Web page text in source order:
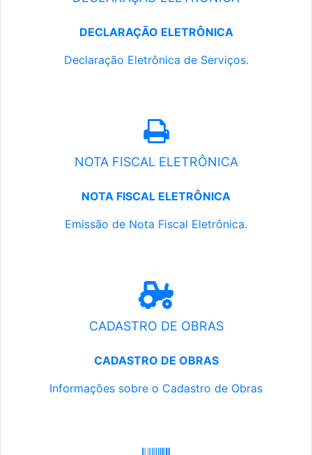
DECLARAÇÃO ELETRÔNICA
Declaração Eletrônica de Serviços.
NOTA FISCAL ELETRÔNICA
NOTA FISCAL ELETRÔNICA
Emissão de Nota Fiscal Eletrônica.
CADASTRO DE OBRAS
CADASTRO DE OBRAS
Informações sobre o Cadastro de Obras